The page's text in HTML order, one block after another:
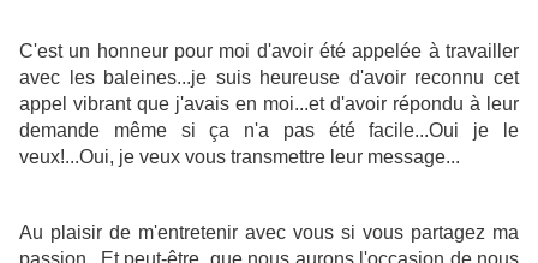
C'est un honneur pour moi d'avoir été appelée à travailler
avec les baleines...je suis heureuse d'avoir reconnu cet
appel vibrant que j'avais en moi...et d'avoir répondu à leur
demande même si ça n'a pas été facile...Oui je le
veux!...Oui, je veux vous transmettre leur message...
Au plaisir de m'entretenir avec vous si vous partagez ma